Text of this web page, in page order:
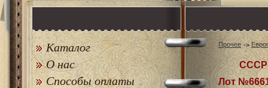
Каталог
О нас
Способы оплаты
Прочее
СССР
Лот